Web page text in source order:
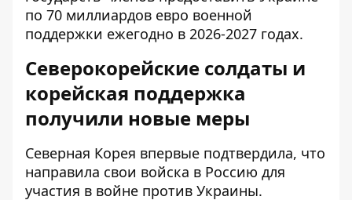
по 70 миллиардов евро военной
поддержки ежегодно в 2026-2027 годах.
Северокорейские солдаты и
корейская поддержка
получили новые меры
Северная Корея впервые подтвердила, что
направила свои войска в Россию для
участия в войне против Украины.